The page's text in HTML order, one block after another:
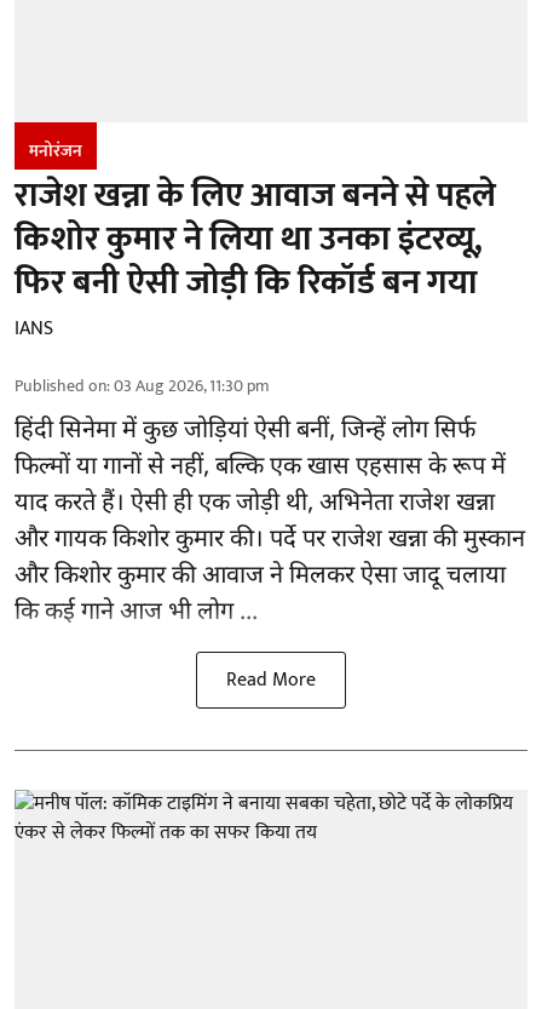
मनोरंजन
राजेश खन्ना के लिए आवाज बनने से पहले
किशोर कुमार ने लिया था उनका इंटरव्यू,
फिर बनी ऐसी जोड़ी कि रिकॉर्ड बन गया
IANS
Published on:03 Aug 2026, 11:30 pm
हिंदी सिनेमा में कुछ जोड़ियां ऐसी बनीं, जिन्हें लोग सिर्फ
फिल्मों या गानों से नहीं, बल्कि एक खास एहसास के रूप में
याद करते हैं। ऐसी ही एक जोड़ी थी, अभिनेता राजेश खन्ना
और गायक किशोर कुमार की। पर्दे पर राजेश खन्ना की मुस्कान
और किशोर कुमार कीआवाजने मिलकर ऐसा जादू चलाया
कि कई गाने आज भी लोग ...
Read More